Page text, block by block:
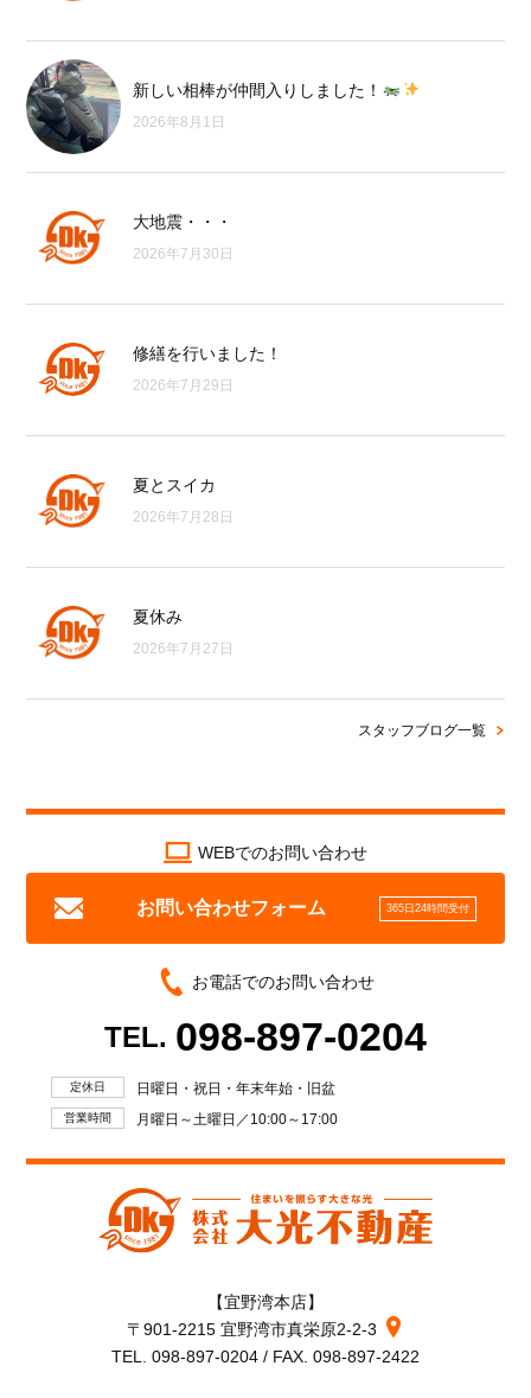
新しい相棒が仲間入りしました！
2026年8月1日
大地震・・・
2026年7月30日
修繕を行いました！
2026年7月29日
夏とスイカ
2026年7月28日
夏休み
2026年7月27日
スタッフブログ一覧
WEBでのお問い合わせ
お問い合わせフォーム 365日24時間受付
お電話でのお問い合わせ
TEL. 098-897-0204
定休日 日曜日・祝日・年末年始・旧盆
営業時間 月曜日～土曜日／10:00～17:00
【宜野湾本店】
〒901-2215 宜野湾市真栄原2-2-3
TEL. 098-897-0204 / FAX. 098-897-2422